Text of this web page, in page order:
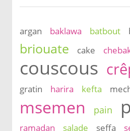
argan baklawa batbout
briouate cake
couscous
gratin
harira kefta
msemen pain
ramadan salade seffa